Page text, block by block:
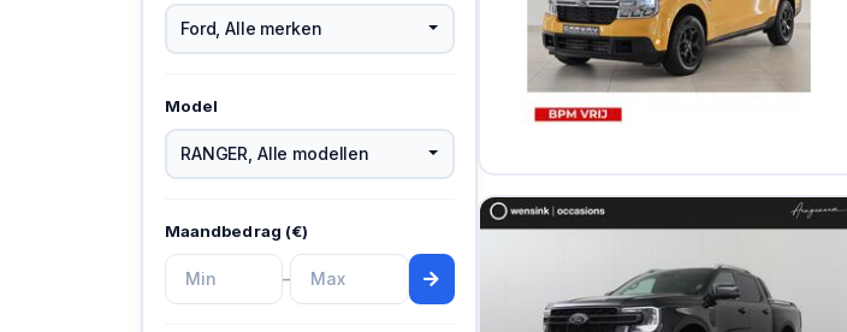
Ford ,Alle merken
Model
RANGER Alle modellen
Maandbedrag (€)
–